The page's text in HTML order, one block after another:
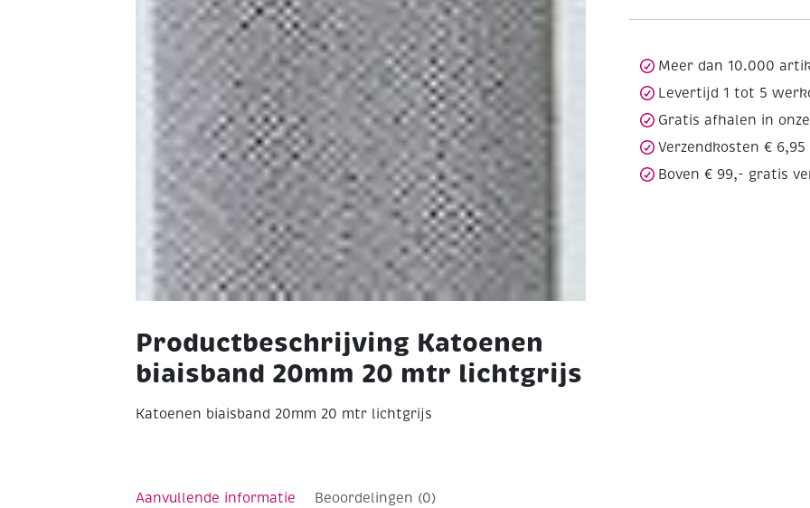
Productbeschrijving Katoenen
biaisband 20mm 20 mtr lichtgrijs
Katoenen biaisband 20mm 20 mtr lichtgrijs
Meer dan 10.000
Levertijd 1 tot 5
Gratis afhalen in
Verzendkosten € 6,95
Boven € 99,- gratis
Aanvullende informatie Beoordelingen (0)